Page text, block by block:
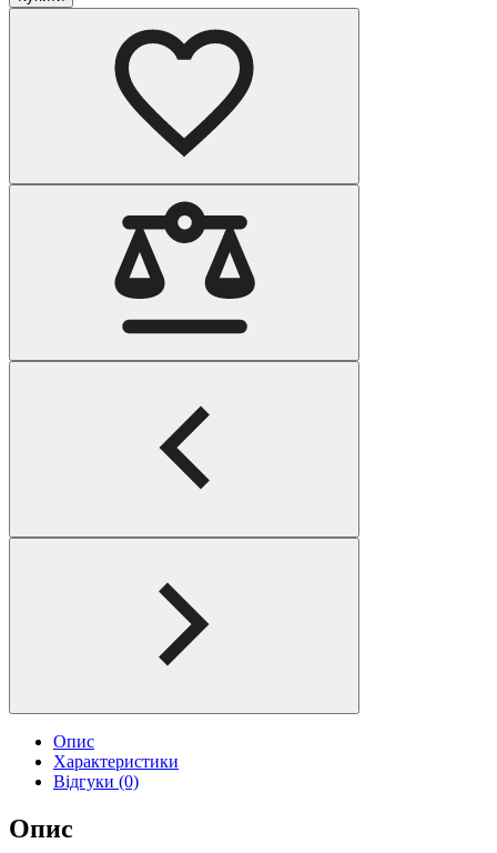
Опис
Характеристики
Відгуки (0)
Опис